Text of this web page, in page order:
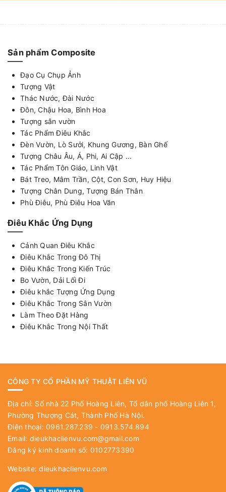
Sản phẩm Composite
Đạo Cụ Chụp Ảnh
Tượng Vật
Thác Nước, Đài Nước
Đôn, Chậu Hoa, Bình Hoa
Tượng sân vườn
Tác Phẩm Điêu Khắc
Đèn Vườn, Lò Sưởi, Khung Gương, Bàn Ghế
Tượng Châu Âu, Á, Phi, Ai Cập ...
Tác Phẩm Tôn Giáo, Linh Vật
Bát Treo, Mâm Trần, Cột, Con Sơn, Huy Hiệu
Tượng Chân Dung, Tượng Bán Thân
Phù Điêu, Phù Điêu Hoa Văn
Điêu Khắc Ứng Dụng
Cảnh Quan Điêu Khắc
Điêu Khắc Trong Đô Thị
Điêu Khắc Trong Kiến Trúc
Bo Vườn, Dải Lối Đi
Điêu khắc Tượng Ứng Dụng
Điêu Khắc Trong Sân Vườn
Làm Theo Đặt Hàng
Điêu Khắc Trong Nội Thất
CÔNG TY CỔ PHẦN MỸ THUẬT LIÊN VŨ
Địa chỉ: Số nhà 22 Phố Hoàng Liên, Tổ dân phố Hoàng Liên 1,
Phường Thượng Cát, Thành Phố Hà Nội.
Điện thoại: 0961.287.239 - 0913.574.894
Email: dieukhaclienvu.com@gmail.com
Đăng ký kinh doanh số: 0102773390
Website:dieukhaclienvu.com